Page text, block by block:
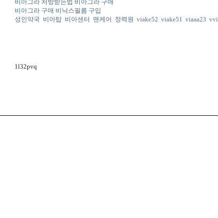
비아그라 처방받는법 비아그라 구매
비아그라 구매 비닉스필름 구입
성인약국 비아탑 비아센터 맨케어 정력원 viake52 viake51 viaaa23
1l32pvq